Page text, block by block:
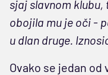
sjaj slavnom
obojila mu je oči -
u dlan druge.
Ovako se jedan